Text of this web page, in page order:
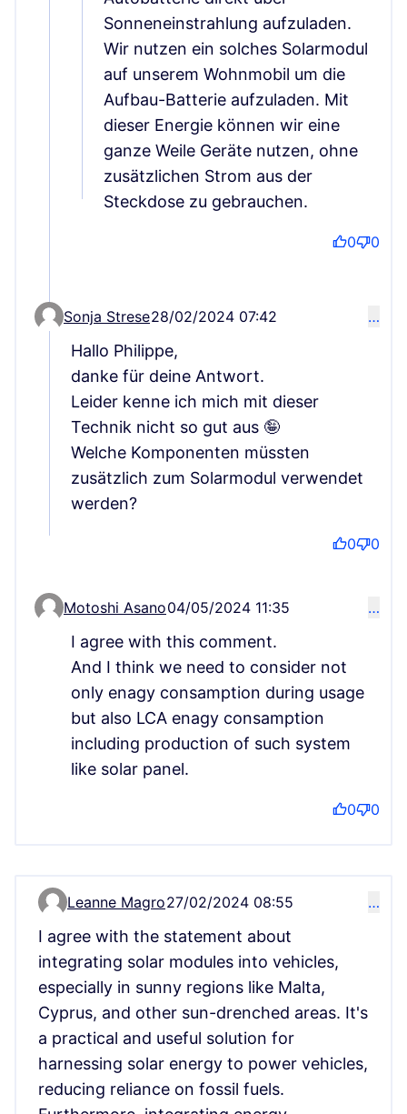
Sonneneinstrahlung aufzuladen.
Wir nutzen ein solches Solarmodul
auf unserem Wohnmobil um die
Aufbau-Batterie aufzuladen. Mit
dieser Energie können wir eine
ganze Weile Geräte nutzen, ohne
zusätzlichen Strom aus der
Steckdose zu gebrauchen.
0 0
Comment 75 (reply to comment 57)
Sonja Strese28/02/2024 07:42 …
Hallo Philippe,
danke für deine Antwort.
Leider kenne ich mich mit dieser
Technik nicht so gut aus 🤪
Welche Komponenten müssten
zusätzlich zum Solarmodul verwendet
werden?
0 0
Comment 178 (reply to comment 57)
Motoshi Asano04/05/2024 11:35 …
I agree with this comment.
And I think we need to consider not
only enagy consamption during usage
but also LCA enagy consamption
including production of such system
like solar panel.
0 0
Comment 71
Leanne Magro27/02/2024 08:55 …
I agree with the statement about
integrating solar modules into vehicles,
especially in sunny regions like Malta,
Cyprus, and other sun-drenched areas. It's
a practical and useful solution for
harnessing solar energy to power vehicles,
reducing reliance on fossil fuels.